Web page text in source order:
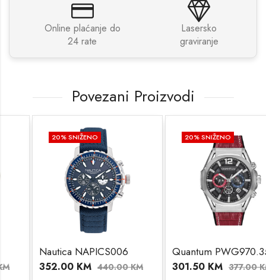
Online plaćanje do
24 rate
Lasersko
graviranje
Povezani Proizvodi
% SNIŽENO
Nautica NAPICS006
352.00KM 440.00KM
% SNIŽENO
Quantum PWG970.358
301.50KM 377.00KM